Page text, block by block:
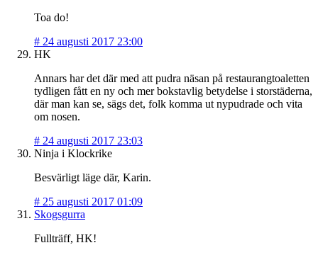
Toa do!
# 24 augusti 2017 23:00
HK
Annars har det där med att pudra näsan på restaurangtoaletten
tydligen fått en ny och mer bokstavlig betydelse i storstäderna,
där man kan se, sägs det, folk komma ut nypudrade och vita
om nosen.
# 24 augusti 2017 23:03
Ninja i Klockrike
Besvärligt läge där, Karin.
# 25 augusti 2017 01:09
Skogsgurra
Fullträff, HK!